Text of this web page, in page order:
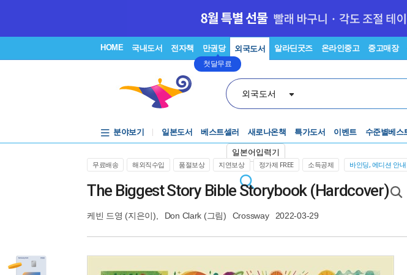
HOME 국내도서 전자책 만권당
첫달무료
외국도서 알라딘굿즈 온라인중고 중고매장
외국도서
일본어입력기
분야보기 일본도서 베스트셀러 새로나온책 특가도서 이벤트
Lexile®
무료배송 해외직수입 품절보상 지연보상 정가제 FREE 소득공제 바인딩, 에디션 안내
The Biggest Story Bible Storybook (Hardcover)
케빈 드영 (지은이), Don Clark (그림) Crossway 2022-03-29